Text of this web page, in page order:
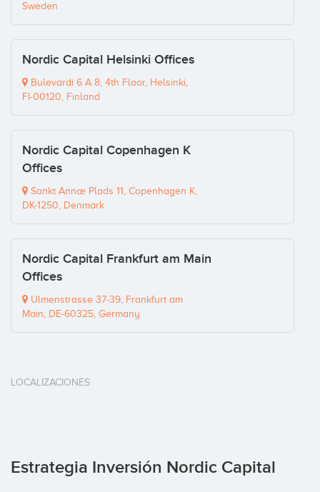
Sweden
Nordic Capital Helsinki Offices
Bulevardi 6 A 8, 4th Floor, Helsinki,
FI-00120, Finland
Nordic Capital Copenhagen K
Offices
Sankt Annæ Plads 11, Copenhagen K,
DK-1250, Denmark
Nordic Capital Frankfurt am Main
Offices
Ulmenstrasse 37-39, Frankfurt am
Main, DE-60325, Germany
LOCALIZACIONES
Estrategia Inversión Nordic Capital